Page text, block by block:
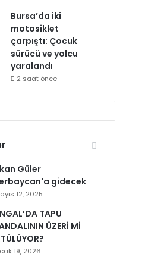
Bursa’da iki
motosiklet
çarpıştı: Çocuk
sürücü ve yolcu
yaralandı
2 saat önce
Güler
gidecek
12, 2025
TAPU
ÜZERİ Mİ
19, 2026